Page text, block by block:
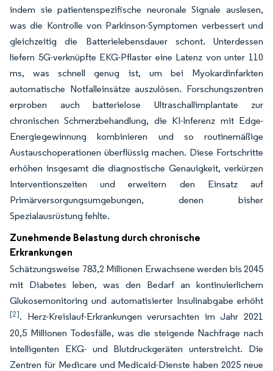
indem sie patientenspezifische neuronale Signale auslesen,
was die Kontrolle von Parkinson-Symptomen verbessert und
gleichzeitig die Batterielebensdauer schont. Unterdessen
liefern 5G-verknüpfte EKG-Pflaster eine Latenz von unter 110
ms, was schnell genug ist, um bei Myokardinfarkten
automatische Notfalleinsätze auszulösen. Forschungszentren
erproben auch batterielose Ultraschallimplantate zur
chronischen Schmerzbehandlung, die KI-Inferenz mit Edge-
Energiegewinnung kombinieren und so routinemäßige
Austauschoperationen überflüssig machen. Diese Fortschritte
erhöhen insgesamt die diagnostische Genauigkeit, verkürzen
Interventionszeiten und erweitern den Einsatz auf
Primärversorgungsumgebungen, denen bisher
Spezialausrüstung fehlte.
Zunehmende Belastung durch chronische
Erkrankungen
Schätzungsweise 783,2 Millionen Erwachsene werden bis 2045
mit Diabetes leben, was den Bedarf an kontinuierlichem
Glukosemonitoring und automatisierter Insulinabgabe erhöht
[2]. Herz-Kreislauf-Erkrankungen verursachten im Jahr 2021
20,5 Millionen Todesfälle, was die steigende Nachfrage nach
intelligenten EKG- und Blutdruckgeräten unterstreicht. Die
Zentren für Medicare und Medicaid-Dienste haben 2025 neue